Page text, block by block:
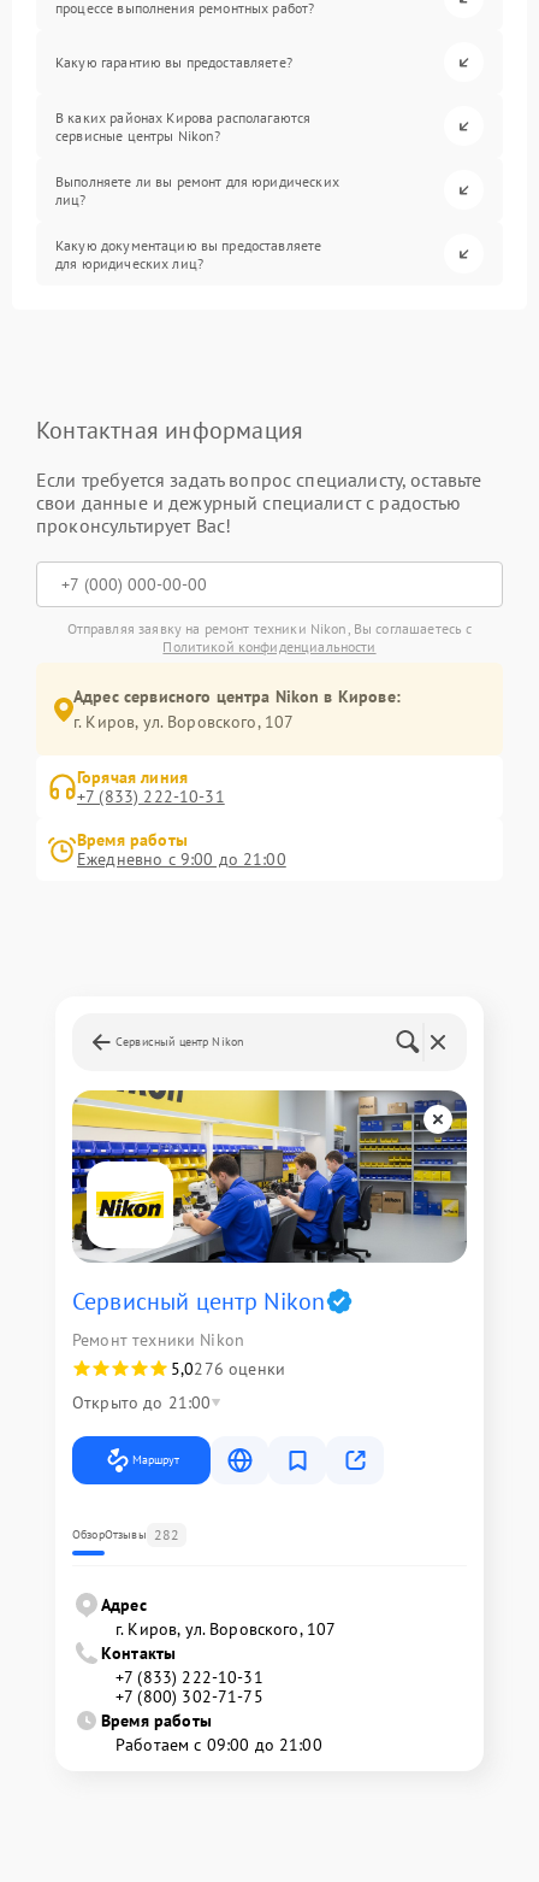
процессе выполнения ремонтных работ?
Какую гарантию вы предоставляете?
В каких районах Кирова располагаются
сервисные центры Nikon?
Выполняете ли вы ремонт для юридических
лиц?
Какую документацию вы предоставляете
для юридических лиц?
Контактная информация
Если требуется задать вопрос специалисту, оставьте
свои данные и дежурный специалист с радостью
проконсультирует Вас!
Отправляя заявку на ремонт техники Nikon, Вы соглашаетесь с
Политикой конфиденциальности
Адрес сервисного центра Nikon в Кирове:
г. Киров, ул. Воровского, 107
Горячая линия
+7 (833) 222-10-31
Время работы
Ежедневно с 9:00 до 21:00
Сервисный центр Nikon
Сервисный центр Nikon
Ремонт техники Nikon
5,0276 оценки
Открыто до 21:00
Маршрут
ОбзорОтзывы 282
Адрес
г. Киров, ул. Воровского, 107
Контакты
+7 (833) 222-10-31
+7 (800) 302-71-75
Время работы
Работаем с 09:00 до 21:00